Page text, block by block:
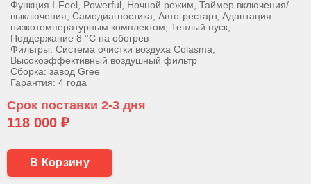
Функция I-Feel, Powerful, Ночной режим, Таймер включения/
выключения, Самодиагностика, Авто-рестарт, Адаптация
низкотемпературным комплектом, Теплый пуск,
Поддержание 8 °С на обогрев
Фильтры: Система очистки воздуха Colasma,
Высокоэффективный воздушный фильтр
Сборка: завод Gree
Гарантия: 4 года
Срок поставки 2-3 дня
118 000 ₽
В Корзину